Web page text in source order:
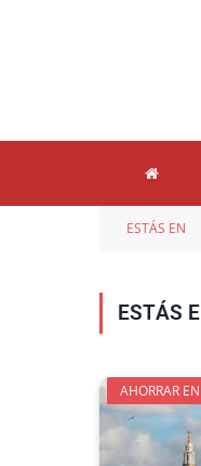
ESTÁS EN
ESTÁS
AHORRAR